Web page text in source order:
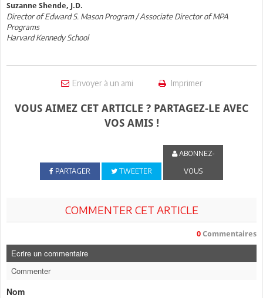
Suzanne Shende, J.D.
Director of Edward S. Mason Program / Associate Director of MPA
Programs
Harvard Kennedy School
Envoyer à un ami Imprimer
VOUS AIMEZ CET ARTICLE ? PARTAGEZ-LE AVEC
VOS AMIS !
PARTAGER TWEETER
ABONNEZ-
VOUS
COMMENTER CET ARTICLE
0 Commentaires
Ecrire un commentaire
Commenter
Nom